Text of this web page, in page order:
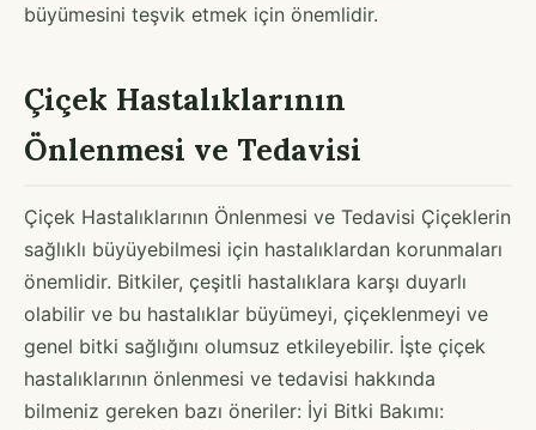
büyümesini teşvik etmek için önemlidir.
Çiçek Hastalıklarının
Önlenmesi ve Tedavisi
Çiçek Hastalıklarının Önlenmesi ve Tedavisi Çiçeklerin
sağlıklı büyüyebilmesi için hastalıklardan korunmaları
önemlidir. Bitkiler, çeşitli hastalıklara karşı duyarlı
olabilir ve bu hastalıklar büyümeyi, çiçeklenmeyi ve
genel bitki sağlığını olumsuz etkileyebilir. İşte çiçek
hastalıklarının önlenmesi ve tedavisi hakkında
bilmeniz gereken bazı öneriler: İyi Bitki Bakımı: